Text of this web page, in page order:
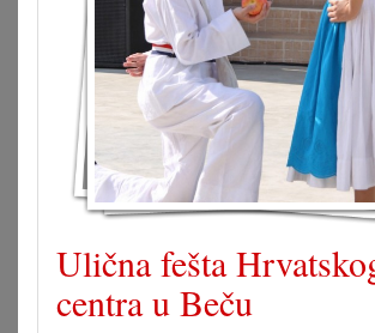
Ulična fešta
centra u Beču